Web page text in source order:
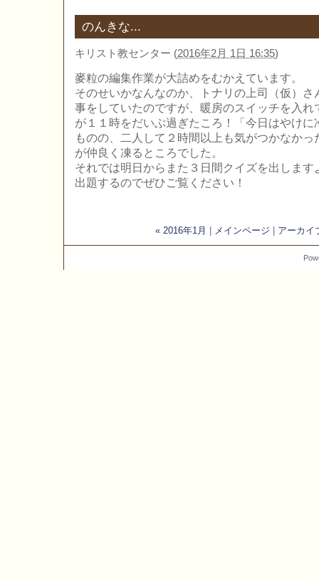
のんきな...
キリスト教センター (2016年2月 1日 16:35)
麥粒の編集作業が大詰めをむかえています。
そのせいかなんなのか、トナリの上司（仮）
事をしていたのですが、暖房のスイッチを入
が１１時をだいぶ過ぎたころ！「今日はやけ
ものの、二人して２時間以上も気がつかなか
が仲良く凍るところでした。
それでは明日からまた３日間クイズを出しま
出題するのでぜひご覧ください！
« 2016年1月 メインページ アーカイ